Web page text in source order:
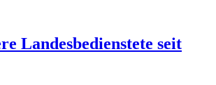
Landesbedienstete seit